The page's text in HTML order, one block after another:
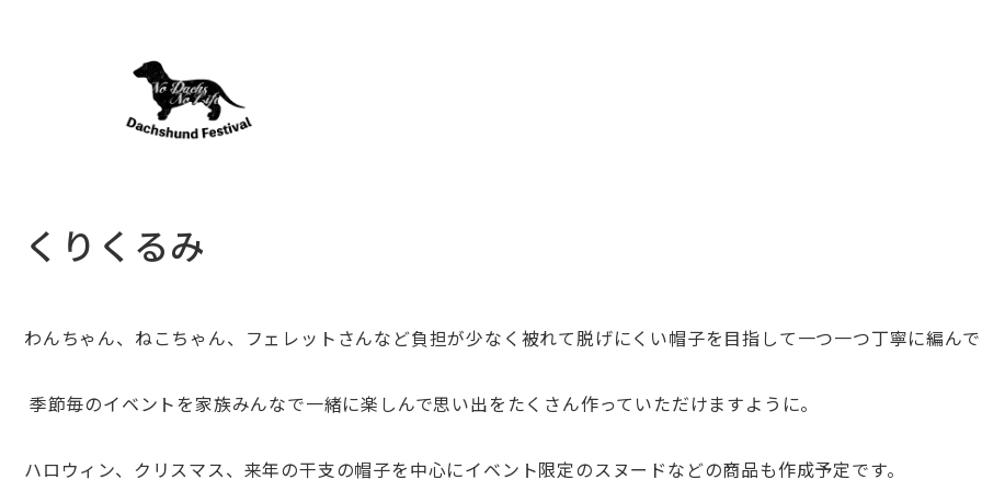
くりくるみ
わんちゃん、ねこちゃん、 フェレットさんなど負担が少なく被れて脱げにくい帽子を目指して一つ一つ丁寧に編ん
季節毎のイベントを家族みんなで一緒に楽しんで思い出をたくさん作っていただけますように。
ハロウィン、クリスマス、 来年の干支の帽子を中心にイベント限定のスヌードなどの商品も作成予定です。